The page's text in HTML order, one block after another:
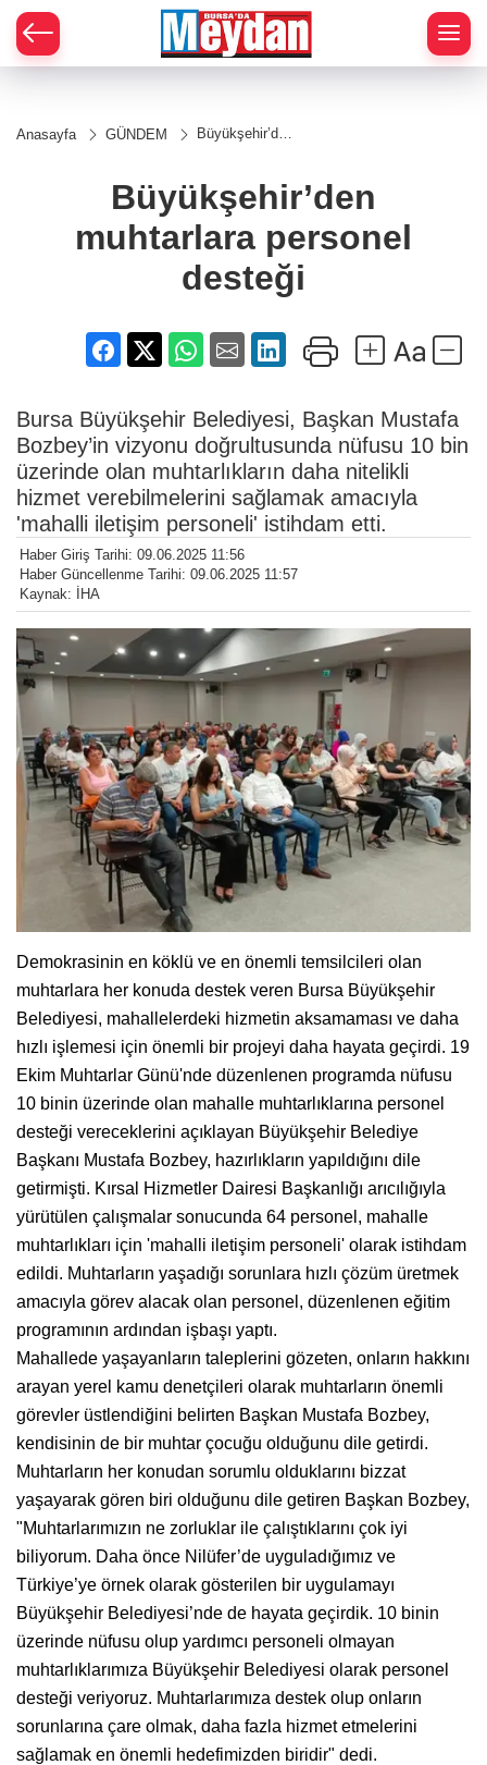
Anasayfa GÜNDEM
Büyükşehir’den
desteği
Büyükşehir’den
muhtarlara personel
desteği
Bursa Büyükşehir Belediyesi, Başkan Mustafa
Bozbey’in vizyonu doğrultusunda nüfusu 10 bin
üzerinde olan muhtarlıkların daha nitelikli
hizmet verebilmelerini sağlamak amacıyla
'mahalli iletişim personeli' istihdam etti.
Haber Giriş Tarihi: 09.06.2025 11:56
Haber Güncellenme Tarihi: 09.06.2025 11:57
Kaynak: İHA
Demokrasinin en köklü ve en önemli temsilcileri olan
muhtarlara her konuda destek veren Bursa Büyükşehir
Belediyesi, mahallelerdeki hizmetin aksamaması ve daha
hızlı işlemesi için önemli bir projeyi daha hayata geçirdi. 19
Ekim Muhtarlar Günü'nde düzenlenen programda nüfusu
10 binin üzerinde olan mahalle muhtarlıklarına personel
desteği vereceklerini açıklayan Büyükşehir Belediye
Başkanı Mustafa Bozbey, hazırlıkların yapıldığını dile
getirmişti. Kırsal Hizmetler Dairesi Başkanlığı arıcılığıyla
yürütülen çalışmalar sonucunda 64 personel, mahalle
muhtarlıkları için 'mahalli iletişim personeli' olarak istihdam
edildi. Muhtarların yaşadığı sorunlara hızlı çözüm üretmek
amacıyla görev alacak olan personel, düzenlenen eğitim
programının ardından işbaşı yaptı.
Mahallede yaşayanların taleplerini gözeten, onların hakkını
arayan yerel kamu denetçileri olarak muhtarların önemli
görevler üstlendiğini belirten Başkan Mustafa Bozbey,
kendisinin de bir muhtar çocuğu olduğunu dile getirdi.
Muhtarların her konudan sorumlu olduklarını bizzat
yaşayarak gören biri olduğunu dile getiren Başkan Bozbey,
"Muhtarlarımızın ne zorluklar ile çalıştıklarını çok iyi
biliyorum. Daha önce Nilüfer’de uyguladığımız ve
Türkiye’ye örnek olarak gösterilen bir uygulamayı
Büyükşehir Belediyesi’nde de hayata geçirdik. 10 binin
üzerinde nüfusu olup yardımcı personeli olmayan
muhtarlıklarımıza Büyükşehir Belediyesi olarak personel
desteği veriyoruz. Muhtarlarımıza destek olup onların
sorunlarına çare olmak, daha fazla hizmet etmelerini
sağlamak en önemli hedefimizden biridir" dedi.